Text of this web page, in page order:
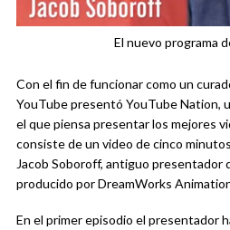
El nuevo programa
Con el fin de funcionar como un
YouTube presentó YouTube Nation,
el que piensa presentar los mejores
consiste de un video de cinco
Jacob Soboroff, antiguo presentador
producido por DreamWorks
En el primer episodio el presentador